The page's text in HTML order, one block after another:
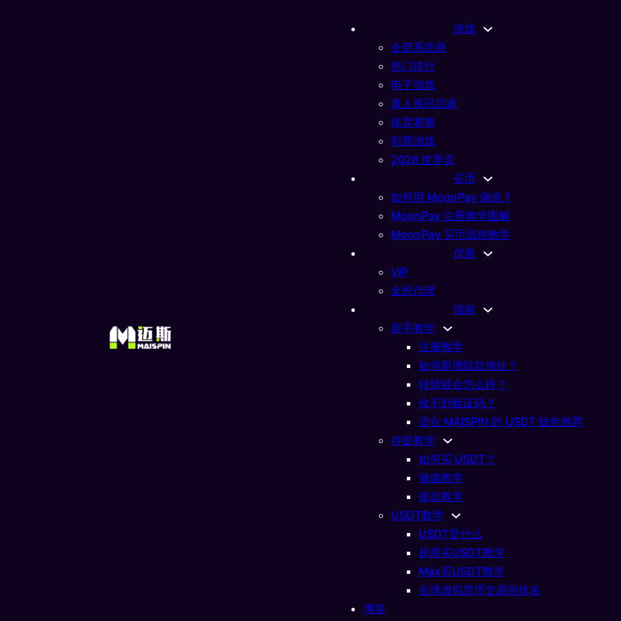
游戏
全部系统商
热门排行
电子游戏
真人视讯百家
体育赛事
彩票游戏
2026 世界盃
买币
如何用 MoonPay 储值 ?
MoonPay 注册教学图解
MoonPay 买币流程教学
优惠
VIP
全民代理
指南
新手教学
注册教学
如何新增提款地址？
转错链会怎么样？
收不到验证码？
适合 MAISPIN 的 USDT 钱包推荐
存提教学
如何买 USDT？
储值教学
提款教学
USDT教学
USDT是什么
超商买USDT教学
Max买USDT教学
全球虚拟货币交易所排名
博客
世界杯
巴西能踢出C组压制力吗？巴西海地预测
比分热度升高
20/06/2026